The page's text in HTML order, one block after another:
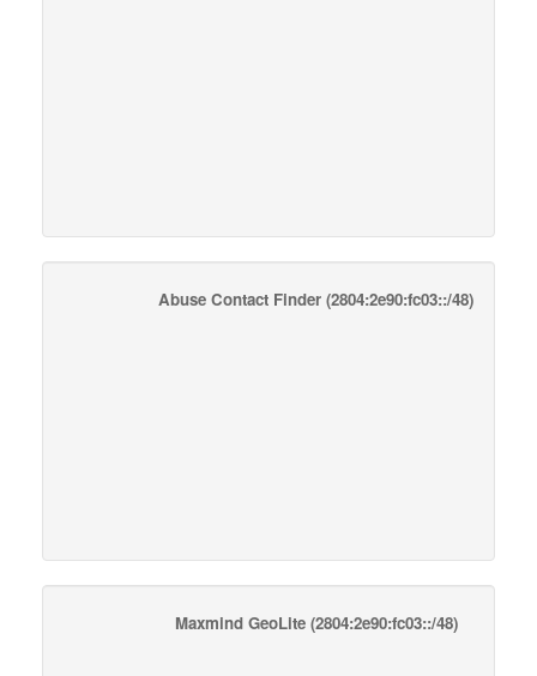
Abuse Contact Finder (2804:2e90:fc03::/48)
Maxmind GeoLite(2804:2e90:fc03::/48)